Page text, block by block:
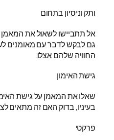
ותק וניסיון בתחום
אל תתביישו לשאול את המאמן
גם לבקש לדבר עם מאומנים
החוויה שלהם אצלו.
גישת האימון
שאלו את המאמן על גישת
בעיניו, בדוק האם זה מתאים
פרקטי